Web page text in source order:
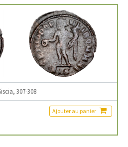
307-308
Ajouter au panier